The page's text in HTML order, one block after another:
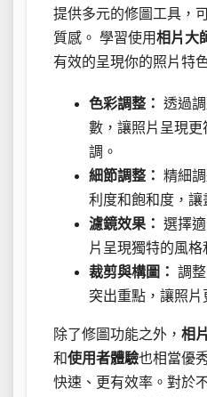
提供多元的修圖工具，
質感。 學習使用相片大
有效的呈現你的照片特
色彩調整： 透過
數，讓照片呈現
調。
細節調整： 精細
利度和飽和度，讓
濾鏡效果： 選擇
片呈現獨特的風格
裁剪與構圖： 調
突出重點，讓照片
除了修圖功能之外， 相
和使用者體驗也相當優
快速、更有效率。對於